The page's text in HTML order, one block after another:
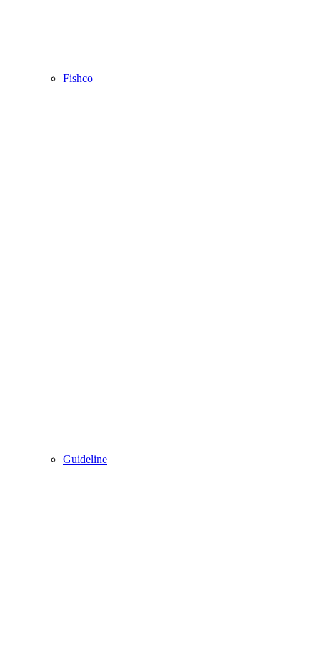
Fishco
Guideline